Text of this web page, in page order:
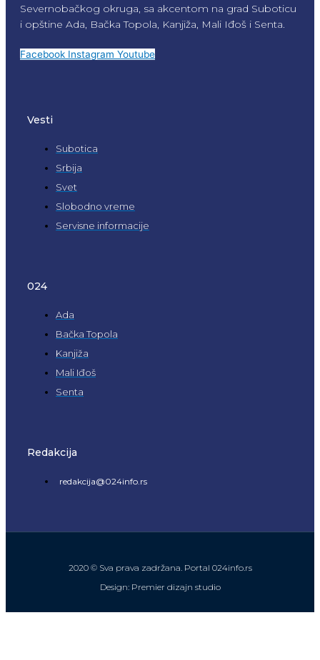
Severnobačkog okruga, sa akcentom na grad Suboticu
i opštine Ada, Bačka Topola, Kanjiža, Mali Iđoš i Senta.
Facebook Instagram Youtube
Vesti
Subotica
Srbija
Svet
Slobodno vreme
Servisne informacije
024
Ada
Bačka Topola
Kanjiža
Mali Iđoš
Senta
Redakcija
redakcija@024info.rs
2020 © Sva prava zadržana. Portal 024info.rs
Design: Premier dizajn studio